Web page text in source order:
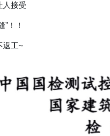
人接受
！！
返工~